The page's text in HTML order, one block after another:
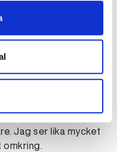
plats till Stafettvasan.
utförde vi den i vintras.
med. Det är lagom
med vänner
Jag ser lika mycket